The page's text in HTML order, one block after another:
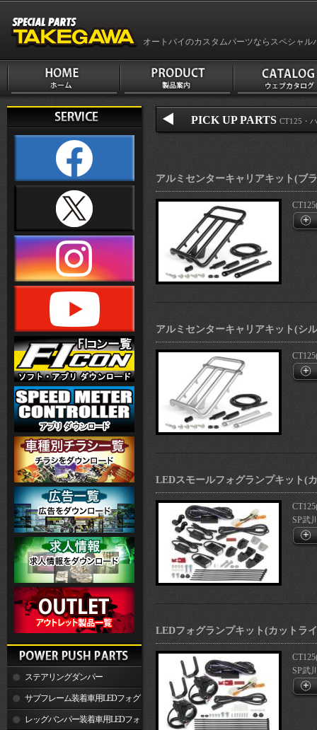
オートバイのカスタムパーツならスペシャル
ステアリングダンパー
サブフレーム装着車用LEDフォグ
ランプレッグバンパー装着車用LEDフォ
PICK UP PARTS CT125・
アルミセンターキャリアキット(ブ
アルミセンターキャリアキット(シ
LEDスモールフォグランプキット(
SP武
LEDフォグランプキット(カットラ
SP武